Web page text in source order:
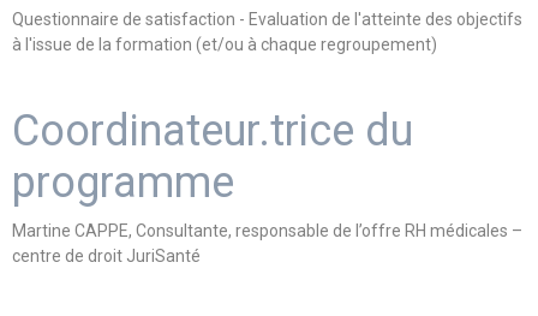
Questionnaire de satisfaction - Evaluation de l'atteinte des objectifs
à l'issue de la formation (et/ou à chaque regroupement)
Coordinateur.trice du
programme
Martine CAPPE, Consultante, responsable de l’offre RH médicales –
centre de droit JuriSanté